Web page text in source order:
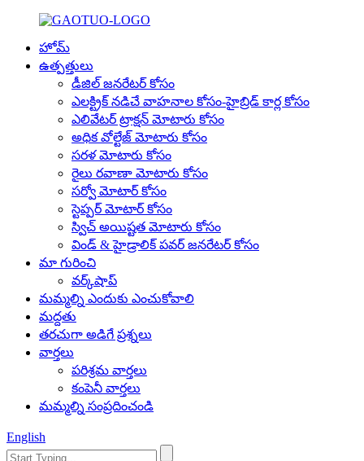
హోమ్
ఉత్పత్తులు
డీజిల్ జనరేటర్ కోసం
ఎలక్ట్రిక్ నడిచే వాహనాల కోసం-హైబ్రిడ్ కార్ల కోసం
ఎలివేటర్ ట్రాక్షన్ మోటారు కోసం
అధిక వోల్టేజ్ మోటారు కోసం
సరళ మోటారు కోసం
రైలు రవాణా మోటారు కోసం
సర్వో మోటార్ కోసం
స్టెప్పర్ మోటార్ కోసం
స్విచ్ అయిష్టత మోటారు కోసం
విండ్ & హైడ్రాలిక్ పవర్ జనరేటర్ కోసం
మా గురించి
వర్క్‌షాప్
మమ్మల్ని ఎందుకు ఎంచుకోవాలి
మద్దతు
తరచుగా అడిగే ప్రశ్నలు
వార్తలు
పరిశ్రమ వార్తలు
కంపెనీ వార్తలు
మమ్మల్ని సంప్రదించండి
English